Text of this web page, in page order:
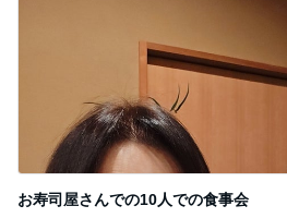
お寿司屋さんでの10人での食事会
Amebaトピックス 1日前
記事を読む